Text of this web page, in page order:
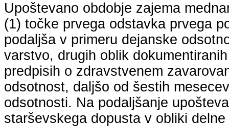
Upoštevano obdobje zajema
(1) točke prvega odstavka prvega
podaljša v primeru dejanske
varstvo, drugih oblik
predpisih o zdravstvenem
odsotnost, daljšo od šestih
odsotnosti. Na podaljšanje
starševskega dopusta v obliki